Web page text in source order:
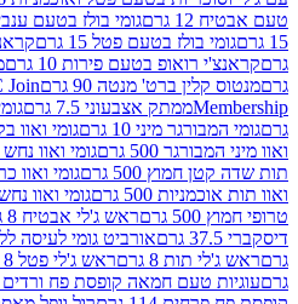
גומי בולז בטעם ענבים 15 גרם
בולז בטעם פטל 15 גרם
בטעם פירות 10 גרם
ברט' מנטה 90 גרם
SC Join
ממתק אצבעוני 7.5 גרם
מיני 10 גרם
גומי ואוו בקבוק מסטיק
500 גרם
גומי ואוו נחש פירות חמוץ 500 גרם
500 גרם
גומי ואוו כריש אבטיח חמוץ
500 גרם
גומי ואוו נחש אנקונדה 500 גרם
ראש ג'לי אבטיח 8 גרם
סוכ'
8 גרם
ראש ג'לי פטל 8 גרם
חמאה קופסת פח ורדים 114 גרם